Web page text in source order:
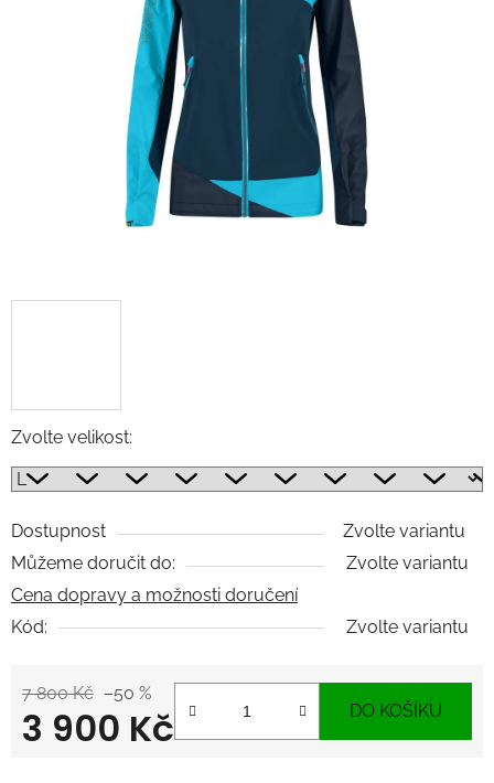
Zvolte velikost:
Dostupnost
Zvolte variantu
Můžeme doručit do:
Zvolte variantu
Cena dopravy a možnosti doručení
Kód:
Zvolte variantu
7 800 Kč –50 %
3 900 Kč DO KOŠÍKU